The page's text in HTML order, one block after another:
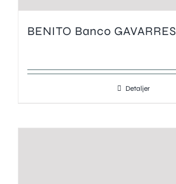
BENITO Banco GAVARRES
Detaljer